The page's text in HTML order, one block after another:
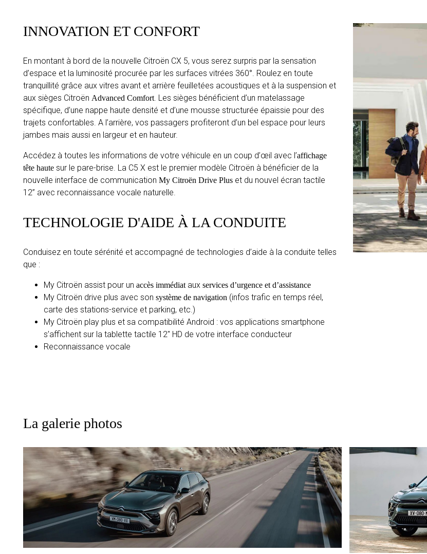
INNOVATION ET CONFORT
En montant à bord de la nouvelle Citroën CX 5, vous serez surpris par la sensation
d’espace et la luminosité procurée par les surfaces vitrées 360°. Roulez en toute
tranquillité grâce aux vitres avant et arrière feuilletées acoustiques et à la suspension et
aux sièges Citroën Advanced Comfort. Les sièges bénéficient d’un matelassage
spécifique, d’une nappe haute densité et d’une mousse structurée épaissie pour des
trajets confortables. A l’arrière, vos passagers profiteront d’un bel espace pour leurs
jambes mais aussi en largeur et en hauteur.
Accédez à toutes les informations de votre véhicule en un coup d’œil avec l’affichage
tête haute sur le pare-brise. La C5 X est le premier modèle Citroën à bénéficier de la
nouvelle interface de communication My Citroën Drive Plus et du nouvel écran tactile
12’’ avec reconnaissance vocale naturelle.
TECHNOLOGIE D'AIDE À LA CONDUITE
Conduisez en toute sérénité et accompagné de technologies d’aide à la conduite telles
que :
My Citroën assist pour un accès immédiataux services d’urgence et d’assistance
My Citroën drive plus avec son système de navigation (infos trafic en temps réel,
carte des stations-service et parking, etc.)
My Citroën play plus et sa compatibilité Android : vos applications smartphone
s’affichent sur la tablette tactile 12″ HD de votre interface conducteur
Reconnaissance vocale
La galerie photos